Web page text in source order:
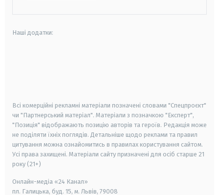
Наші додатки:
Всі комерційні рекламні матеріали позначені словами "Спецпроєкт"
чи "Партнерський матеріал". Матеріали з позначкою "Експерт",
"Позиція" відображають позицію авторів та героїв. Редакція може
не поділяти їхніх поглядів. Детальніше щодо реклами та правил
цитування можна ознайомитись в правилах користування сайтом.
Усі права захищені. Матеріали сайту призначені для осіб старше 21
року (21+)
Онлайн-медіа «24 Канал»
пл. Галицька, буд. 15, м. Львів, 79008